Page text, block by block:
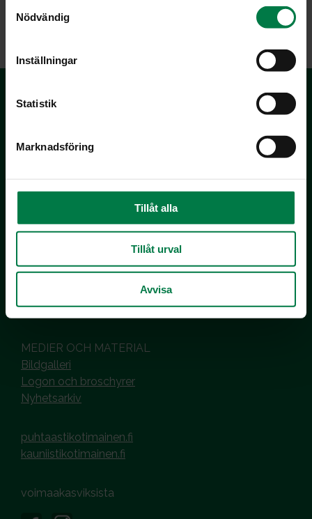
y
Nödvändig
Inställningar
Statistik
Marknadsföring
Tillåt alla
Tillåt urval
Avvisa
LATAA
Inhemska Trädgårdsprodukter
co MTK / Laatua Suomesta OY
00101 Helsinki
Dataskyddsbeskrivning
MEDIER OCH MATERIAL
Bildgalleri
Logon och broschyrer
Nyhetsarkiv
puhtaastikotimainen.fi
kauniistikotimainen.fi
voimaakasviksista